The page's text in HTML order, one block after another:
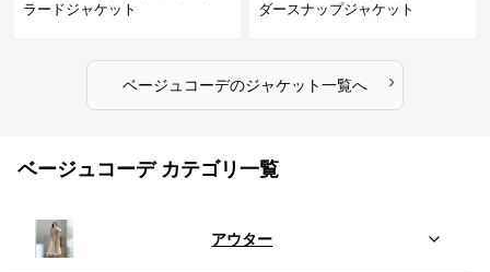
ラードジャケット
ダースナップジャケット
ベージュコーデのジャケット一覧へ ›
ベージュコーデ カテゴリ一覧
アウター